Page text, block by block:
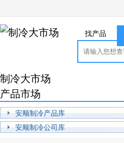
找产品
制冷大市场
产品市场
安顺制冷产品库
安顺制冷公司库